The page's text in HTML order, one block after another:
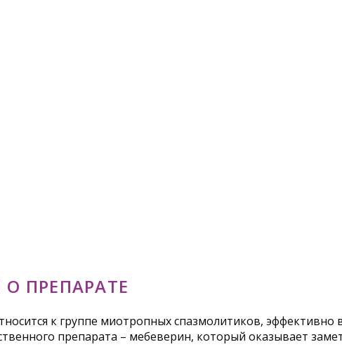
ПРЕПАРАТЕ
к группе миотропных спазмолитиков,
препарата – мебеверин, который оказывает